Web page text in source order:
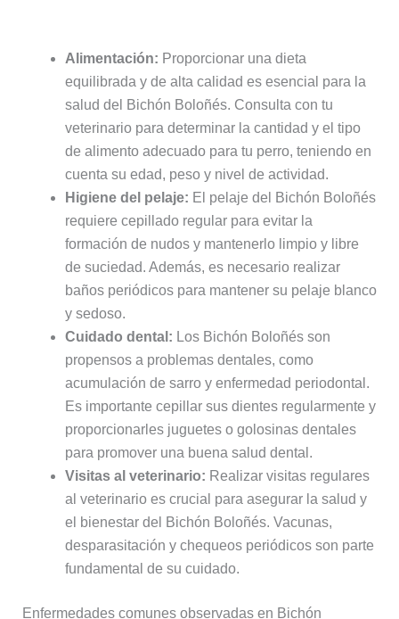
Alimentación: Proporcionar una dieta
equilibrada y de alta calidad es esencial para la
salud del Bichón Boloñés. Consulta con tu
veterinario para determinar la cantidad y el tipo
de alimento adecuado para tu perro, teniendo en
cuenta su edad, peso y nivel de actividad.
Higiene del pelaje: El pelaje del Bichón Boloñés
requiere cepillado regular para evitar la
formación de nudos y mantenerlo limpio y libre
de suciedad. Además, es necesario realizar
baños periódicos para mantener su pelaje blanco
y sedoso.
Cuidado dental: Los Bichón Boloñés son
propensos a problemas dentales, como
acumulación de sarro y enfermedad periodontal.
Es importante cepillar sus dientes regularmente y
proporcionarles juguetes o golosinas dentales
para promover una buena salud dental.
Visitas al veterinario: Realizar visitas regulares
al veterinario es crucial para asegurar la salud y
el bienestar del Bichón Boloñés. Vacunas,
desparasitación y chequeos periódicos son parte
fundamental de su cuidado.
Enfermedades comunes observadas en Bichón